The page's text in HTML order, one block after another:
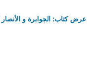
عرض كتاب: الجوابرة و الأنصار